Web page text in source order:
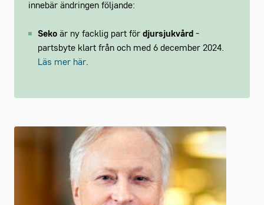
innebär ändringen följande:
Seko är ny facklig part för djursjukvård -
partsbyte klart från och med 6 december 2024.
Läs mer här.